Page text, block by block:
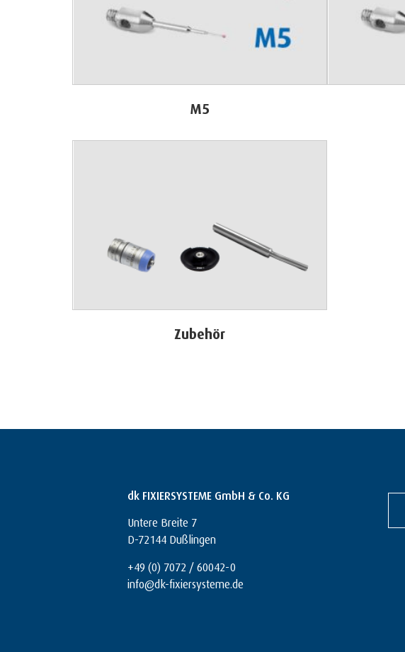
M5
Zubehör
dk FIXIERSYSTEME GmbH & Co. KG
Untere Breite 7
D-72144 Dußlingen
+49 (0) 7072 / 60042-0
info@dk-fixiersysteme.de